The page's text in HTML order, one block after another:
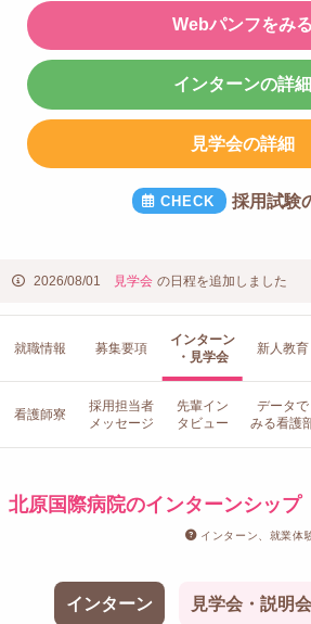
Webパンフをみる
インターンの詳細
見学会の詳細
採用試験
2026/08/01 見学会 の日程を追加しました
就職情報 募集要項
インターン
・見学会
新人教育
看護師寮
採用担当者
メッセージ
先輩イン
タビュー
データで
みる看護
北原国際病院のインターンシップ
インターン、就業体
インターン 見学会・説明会